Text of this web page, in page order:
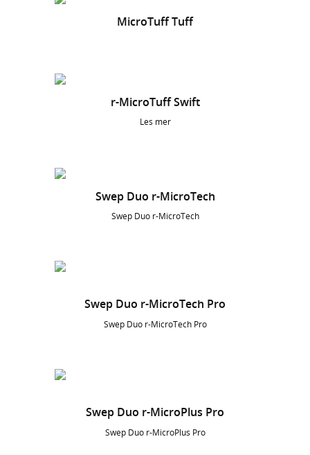
MicroTuff Tuff
r-MicroTuff Swift
Les mer
Swep Duo r-MicroTech
Swep Duo r-MicroTech
Swep Duo r-MicroTech Pro
Swep Duo r-MicroTech Pro
Swep Duo r-MicroPlus Pro
Swep Duo r-MicroPlus Pro